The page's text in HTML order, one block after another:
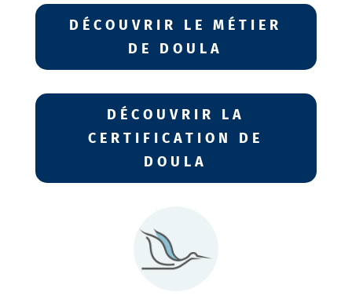
DÉCOUVRIR LE MÉTIER
DE DOULA
DÉCOUVRIR LA
CERTIFICATION DE
DOULA